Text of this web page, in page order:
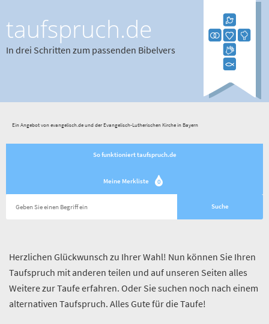
taufspruch.de
In drei Schritten zum passenden Bibelvers
Ein Angebot von evangelisch.de und der Evangelisch-Lutherischen Kirche in Bayern
So funktioniert taufspruch.de
Meine Merkliste 0
Herzlichen Glückwunsch zu Ihrer Wahl! Nun können Sie Ihren
Taufspruch mit anderen teilen und auf unseren Seiten alles
Weitere zur Taufe erfahren. Oder Sie suchen noch nach einem
alternativen Taufspruch. Alles Gute für die Taufe!